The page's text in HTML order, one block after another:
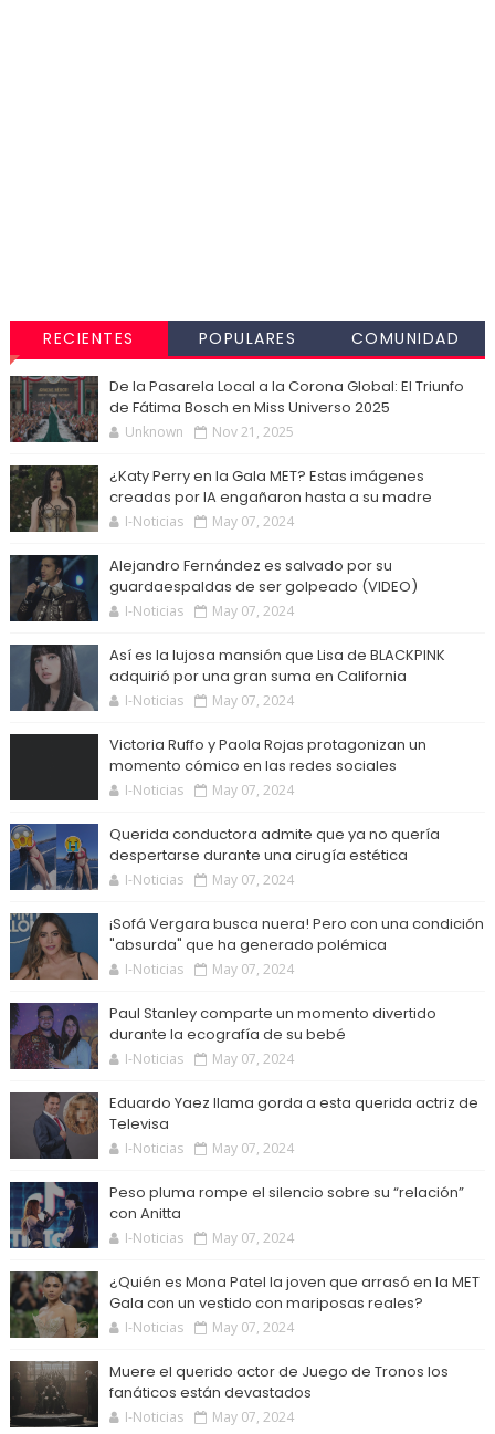
RECIENTES POPULARES COMUNIDAD
De la Pasarela Local a la Corona Global: El Triunfo
de Fátima Bosch en Miss Universo 2025
Unknown Nov 21, 2025
¿Katy Perry en la Gala MET? Estas imágenes
creadas por IA engañaron hasta a su madre
I-Noticias May 07, 2024
Alejandro Fernández es salvado por su
guardaespaldas de ser golpeado (VIDEO)
I-Noticias May 07, 2024
Así es la lujosa mansión que Lisa de BLACKPINK
adquirió por una gran suma en California
I-Noticias May 07, 2024
Victoria Ruffo y Paola Rojas protagonizan un
momento cómico en las redes sociales
I-Noticias May 07, 2024
Querida conductora admite que ya no quería
despertarse durante una cirugía estética
I-Noticias May 07, 2024
¡Sofá Vergara busca nuera! Pero con una condición
"absurda" que ha generado polémica
I-Noticias May 07, 2024
Paul Stanley comparte un momento divertido
durante la ecografía de su bebé
I-Noticias May 07, 2024
Eduardo Yaez llama gorda a esta querida actriz de
Televisa
I-Noticias May 07, 2024
Peso pluma rompe el silencio sobre su “relación”
con Anitta
I-Noticias May 07, 2024
¿Quién es Mona Patel la joven que arrasó en la MET
Gala con un vestido con mariposas reales?
I-Noticias May 07, 2024
Muere el querido actor de Juego de Tronos los
fanáticos están devastados
I-Noticias May 07, 2024